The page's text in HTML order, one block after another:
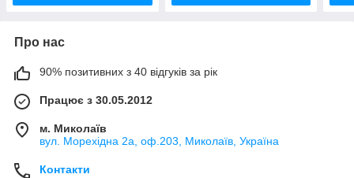
Про нас
90% позитивних з 40 відгуків за рік
Працює з 30.05.2012
м. Миколаїв
вул. Морехідна 2а, оф.203, Миколаїв, Україна
Контакти